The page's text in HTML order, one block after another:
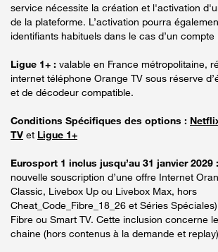
service nécessite la création et l'activation
de la plateforme. L’activation pourra
identifiants habituels dans le cas d’un compte
Ligue 1+ : valable en France métropolitaine,
internet téléphone Orange TV sous réserve
et de décodeur compatible.
Conditions Spécifiques des options :
TV et Ligue 1+
Eurosport 1 inclus jusqu’au 31 janvier 2029 :
nouvelle souscription d’une offre Internet
Classic, Livebox Up ou Livebox Max, hors
Cheat_Code_Fibre_18_26 et Séries
Fibre ou Smart TV. Cette inclusion concerne
chaine (hors contenus à la demande et